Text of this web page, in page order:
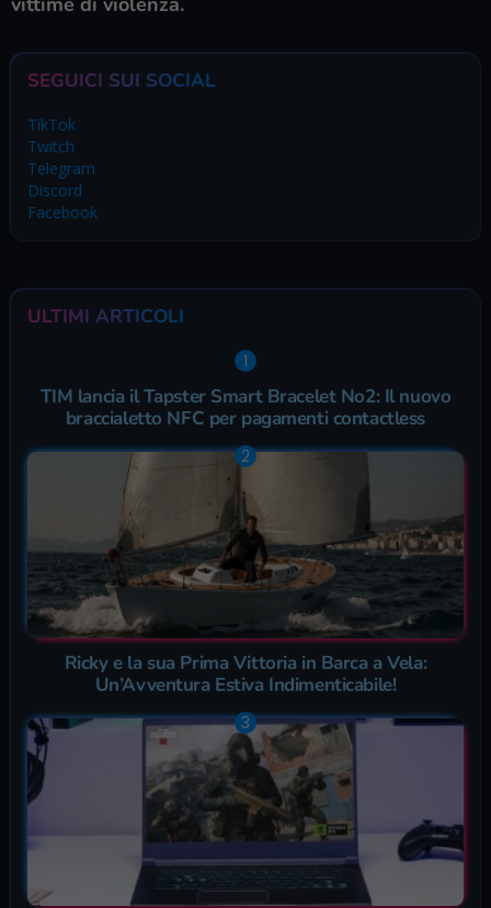
SEGUICI SUI SOCIAL
TikTok
Twitch
Telegram
Discord
Facebook
ULTIMI ARTICOLI
TIM lancia il Tapster Smart Bracelet No2: Il nuovo
braccialetto NFC per pagamenti contactless
Ricky e la sua Prima Vittoria in Barca a Vela:
Un’Avventura Estiva Indimenticabile!